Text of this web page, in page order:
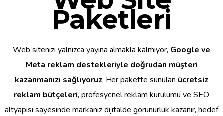
Paketleri
Web sitenizi yalnızca yayına almakla kalmıyor, Google ve
Meta reklam destekleriyle doğrudan müşteri
kazanmanızı sağlıyoruz. Her pakette sunulan ücretsiz
reklam bütçeleri, profesyonel reklam kurulumu ve SEO
altyapısı sayesinde markanız dijitalde görünürlük kazanır, hedef